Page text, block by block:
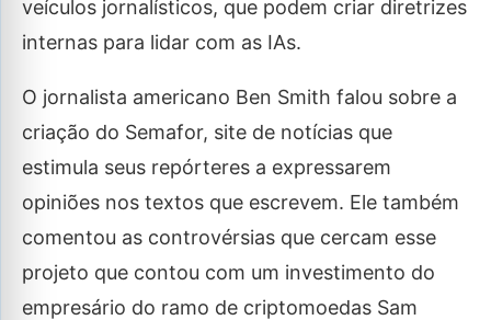
veículos jornalísticos, que podem criar diretrizes
internas para lidar com as IAs.
O jornalista americano Ben Smith falou sobre a
criação do Semafor, site de notícias que
estimula seus repórteres a expressarem
opiniões nos textos que escrevem. Ele também
comentou as controvérsias que cercam esse
projeto que contou com um investimento do
empresário do ramo de criptomoedas Sam